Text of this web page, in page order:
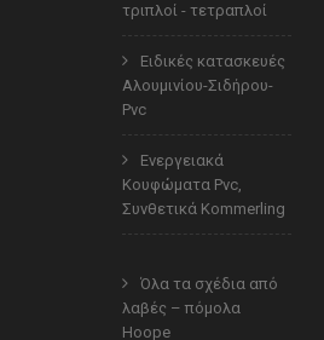
τριπλοί - τετραπλοί
Ειδικές κατασκευές
Αλουμινίου-Σιδήρου-
Pvc
Ενεργειακά
Κουφώματα Pvc,
Συνθετικά Kommerling
Όλα τα σχέδια από
λαβές – πόμολα
Hoope